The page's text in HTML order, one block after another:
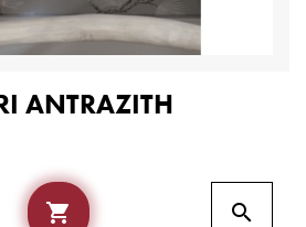
ANTRAZITH
 